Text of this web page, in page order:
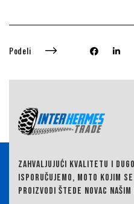
Podeli
ZAHVALJUJUĆI KVALITETU I
ISPORUČUJEMO, MOTO KOJIM
PROIZVODI ŠTEDE NOVAC